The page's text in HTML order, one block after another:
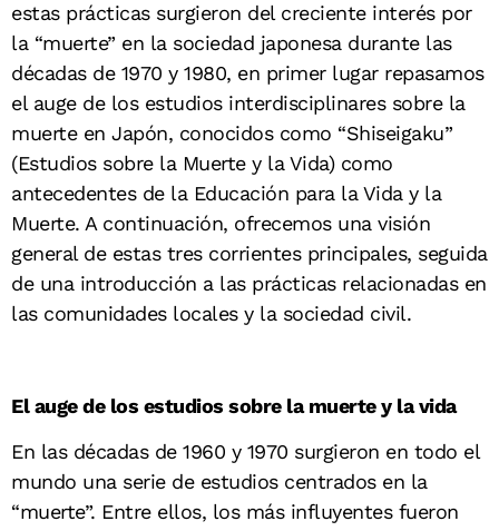
estas prácticas surgieron del creciente interés por
la “muerte” en la sociedad japonesa durante las
décadas de 1970 y 1980, en primer lugar repasamos
el auge de los estudios interdisciplinares sobre la
muerte en Japón, conocidos como “Shiseigaku”
(Estudios sobre la Muerte y la Vida) como
antecedentes de la Educación para la Vida y la
Muerte. A continuación, ofrecemos una visión
general de estas tres corrientes principales, seguida
de una introducción a las prácticas relacionadas en
las comunidades locales y la sociedad civil.
El auge de los estudios sobre la muerte y la vida
En las décadas de 1960 y 1970 surgieron en todo el
mundo una serie de estudios centrados en la
“muerte”. Entre ellos, los más influyentes fueron